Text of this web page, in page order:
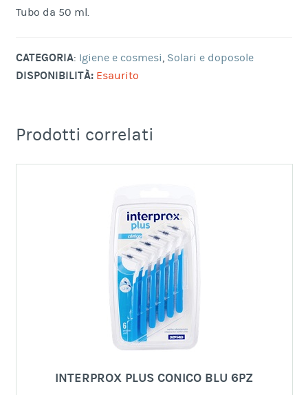
Tubo da 50 ml.
CATEGORIA: Igiene e cosmesi, Solari e doposole
DISPONIBILITÀ: Esaurito
Prodotti correlati
INTERPROX PLUS CONICO BLU 6PZ